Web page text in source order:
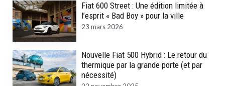
Fiat 600 Street : Une édition limitée à
l’esprit « Bad Boy » pour la ville
23 mars 2026
Nouvelle Fiat 500 Hybrid : Le retour du
thermique par la grande porte (et par
nécessité)